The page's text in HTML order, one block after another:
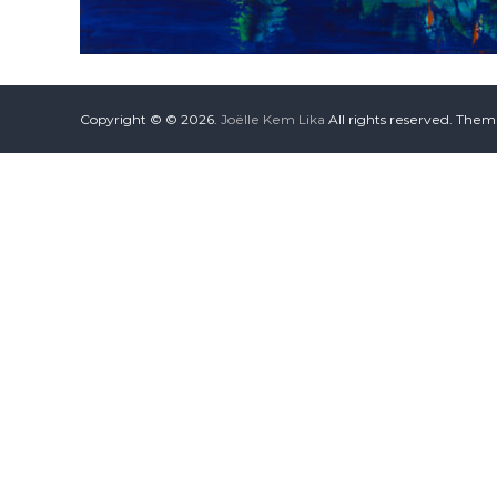
Copyright © © 2026. Joëlle Kem Lika All rights reserved.